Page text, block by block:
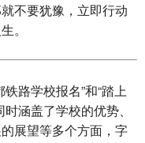
不要犹豫，立即行动
。
路学校报名”和“踏上
涵盖了学校的优势、
展望等多个方面，字